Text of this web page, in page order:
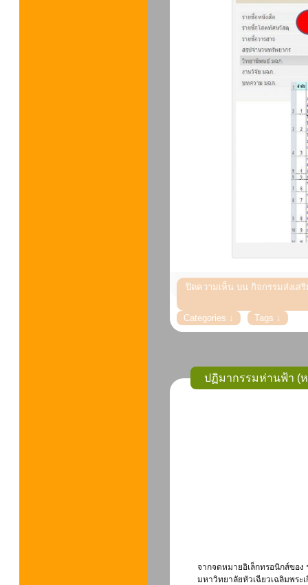
ปิดความเห็น บน กิจกรรมส่งเส
ปฏิมากรรมห่านฟ้า (
จากจดหมายอิเล็กทรอนิกส์ของ
มหาวิทยาลัยหัวเฉียวเฉลิมพระ